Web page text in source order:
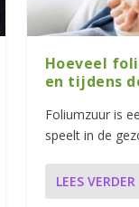
Hoeveel
en tijdens
Foliumzuur is
speelt in de
LEES VERDER